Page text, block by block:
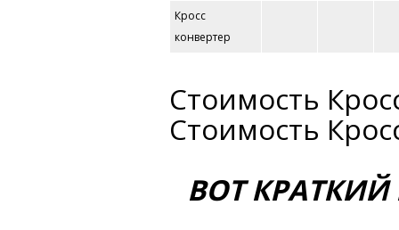
Кросс
конвертер
Стоимость
Стоимость
ВОТ